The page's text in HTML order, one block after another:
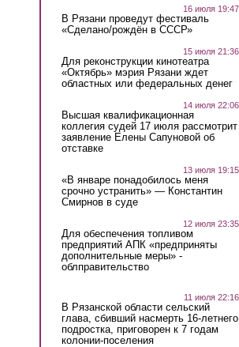
16 июля 19:47
В Рязани проведут фестиваль
«Сделано/рождён в СССР»
15 июля 21:36
Для реконструкции кинотеатра
«Октябрь» мэрия Рязани ждет
областных или федеральных денег
14 июля 22:06
Высшая квалификационная
коллегия судей 17 июля рассмотрит
заявление Елены Сапуновой об
отставке
13 июля 19:15
«В январе понадобилось меня
срочно устранить» — Константин
Смирнов в суде
12 июля 23:35
Для обеспечения топливом
предприятий АПК «предприняты
дополнительные меры» -
облправительство
11 июля 22:16
В Рязанской области сельский
глава, сбивший насмерть 16-летнего
подростка, приговорен к 7 годам
колонии-поселения